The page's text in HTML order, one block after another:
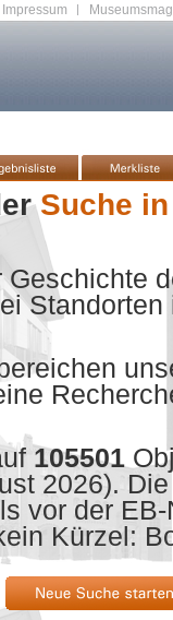
Impressum |
Suche
105501
2026).
vor der
Kürzel: